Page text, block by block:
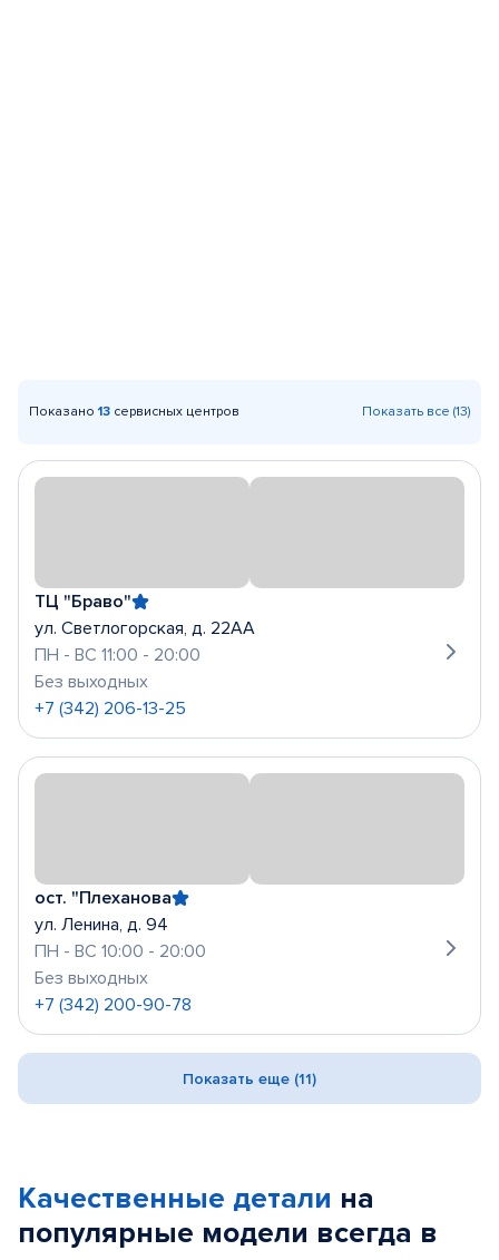
Показано 13 сервисных центров Показать все (13)
ТЦ "Браво"
ул. Светлогорская, д. 22АА
ПН - ВС 11:00 - 20:00
Без выходных
+7 (342) 206-13-25
ост. "Плеханова
ул. Ленина, д. 94
ПН - ВС 10:00 - 20:00
Без выходных
+7 (342) 200-90-78
Показать еще (11)
Качественные детали на
популярные модели всегда в